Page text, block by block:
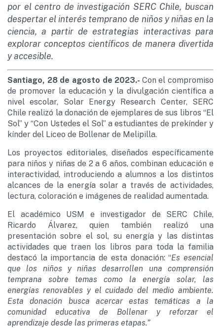
por el centro de investigación SERC Chile, buscan
despertar el interés temprano de niños y niñas en la
ciencia, a partir de estrategias interactivas para
explorar conceptos científicos de manera divertida
y accesible.
Santiago, 28 de agosto de 2023.- Con el compromiso
de promover la educación y la divulgación científica a
nivel escolar, Solar Energy Research Center, SERC
Chile realizó la donación de ejemplares de sus libros “El
Sol” y “Con Ustedes el Sol” a estudiantes de prekínder y
kínder del Liceo de Bollenar de Melipilla.
Los proyectos editoriales, diseñados específicamente
para niños y niñas de 2 a 6 años, combinan educación e
interactividad, introduciendo a alumnos a los distintos
alcances de la energía solar a través de actividades,
lectura, coloración e imágenes de realidad aumentada.
El académico USM e investigador de SERC Chile,
Ricardo Álvarez, quien también realizó una
presentación sobre el sol, su energía y las distintas
actividades que traen los libros para toda la familia
destacó la importancia de esta donación: “Es esencial
que los niños y niñas desarrollen una comprensión
temprana sobre temas como la energía solar, las
energías renovables y el cuidado del medio ambiente.
Esta donación busca acercar estas temáticas a la
comunidad educativa de Bollenar y reforzar el
aprendizaje desde las primeras etapas.”